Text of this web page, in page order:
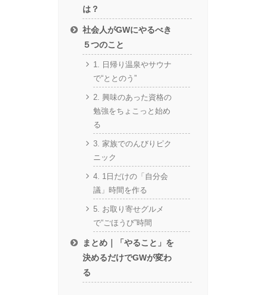
は？
社会人がGWにやるべき
５つのこと
1. 日帰り温泉やサウナ
で“ととのう”
2. 興味のあった資格の
勉強をちょこっと始め
る
3. 家族でのんびりピク
ニック
4. 1日だけの「自分会
議」時間を作る
5. お取り寄せグルメ
で“ごほうび”時間
まとめ｜「やること」を
決めるだけでGWが変わ
る